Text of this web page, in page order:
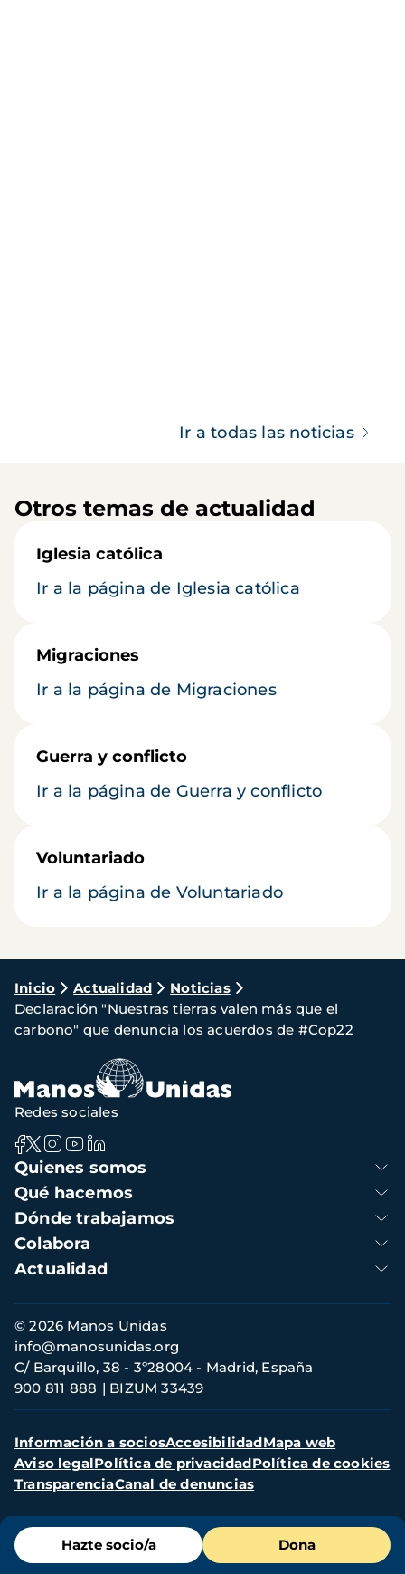
Ir a todas las noticias
Otros temas de actualidad
Iglesia católica
Ir a la página de Iglesia católica
Migraciones
Ir a la página de Migraciones
Guerra y conflicto
Ir a la página de Guerra y conflicto
Voluntariado
Ir a la página de Voluntariado
Ruta
de
navegación
Inicio Actualidad
Noticias
Declaración "Nuestras tierras valen más que el
carbono" que denuncia los acuerdos de #Cop22
Menú
de
Hazte socio/a Dona
Navegación
principal
Quienes somos
Qué hacemos
Dónde trabajamos
Colabora
Actualidad
Redes sociales
Información
de
contacto
© 2026 Manos Unidas
C/ Barquillo, 38 - 3º28004 - Madrid, España
900 811 888
BIZUM 33439
info@manosunidas.org
Menú
secundario
Información a sociosAccesibilidadMapa web
Aviso legalPolítica de privacidadPolítica de cookies
TransparenciaCanal de denuncias